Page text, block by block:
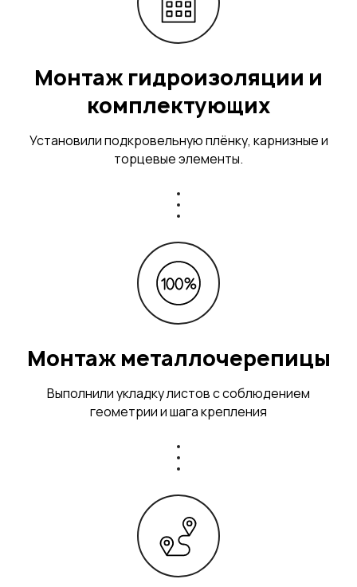
Монтаж гидроизоляции и
комплектующих
Установили подкровельную плёнку, карнизные и
торцевые элементы.
Монтаж металлочерепицы
Выполнили укладку листов с соблюдением
геометрии и шага крепления